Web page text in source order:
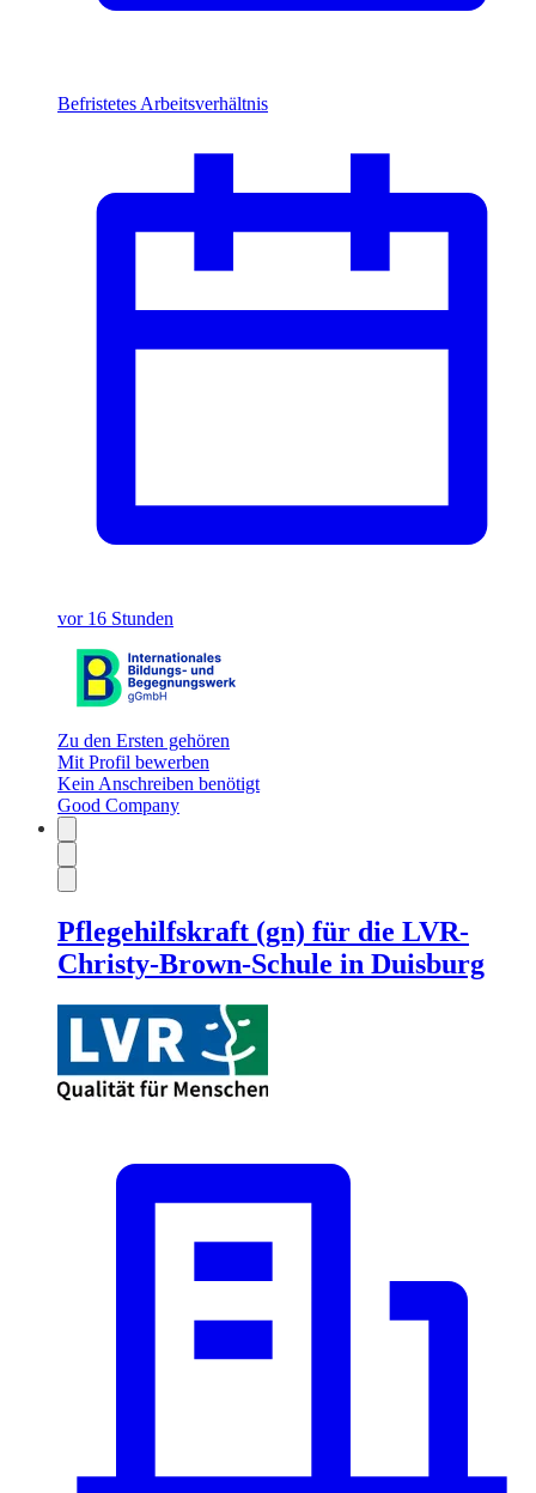
Befristetes Arbeitsverhältnis
vor 16 Stunden
Zu den Ersten gehören
Mit Profil bewerben
Kein Anschreiben benötigt
Good Company
Pflegehilfskraft (gn) für die LVR-
Christy-Brown-Schule in Duisburg